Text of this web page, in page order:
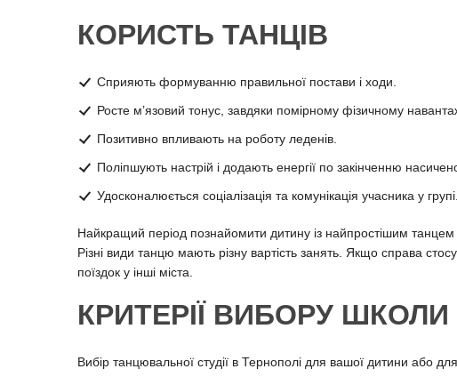
КОРИСТЬ ТАНЦІВ
Сприяють формуванню правильної постави і ходи.
Росте м’язовий тонус, завдяки помірному фізичному
Позитивно впливають на роботу леденів.
Поліпшують настрій і додають енергії по закінченню
Удосконалюється соціалізація та комунікація учасника у групі.
Найкращий період познайомити дитину із найпростішим
Різні види танцю мають різну вартість занять. Якщо справа
поїздок у інші міста.
КРИТЕРІЇ ВИБОРУ ШКОЛИ
Вибір танцювальної студії в Тернополі для вашої дитини або